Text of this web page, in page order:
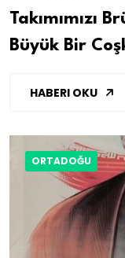
Takımımızı
Büyük Bir
HABERI OKU
ORTADOĞU